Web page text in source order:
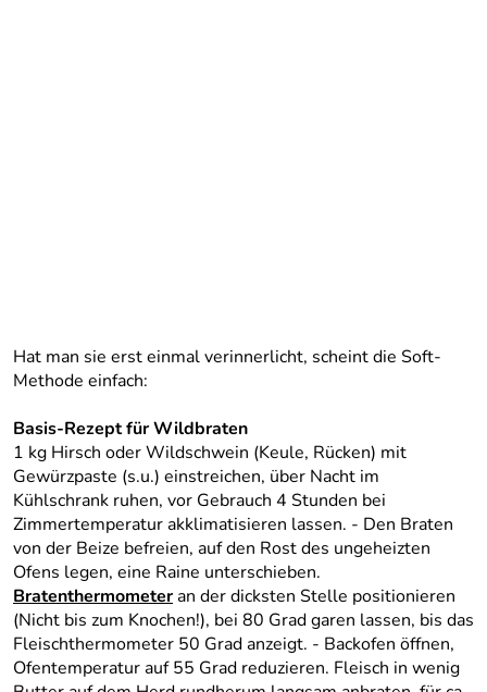
Hat man sie erst einmal verinnerlicht, scheint die Soft-
Methode einfach:
Basis-Rezept für Wildbraten
1 kg Hirsch oder Wildschwein (Keule, Rücken) mit
Gewürzpaste (s.u.) einstreichen, über Nacht im
Kühlschrank ruhen, vor Gebrauch 4 Stunden bei
Zimmertemperatur akklimatisieren lassen. - Den Braten
von der Beize befreien, auf den Rost des ungeheizten
Ofens legen, eine Raine unterschieben.
Bratenthermometeran der dicksten Stelle positionieren
(Nicht bis zum Knochen!), bei 80 Grad garen lassen, bis das
Fleischthermometer 50 Grad anzeigt. - Backofen öffnen,
Ofentemperatur auf 55 Grad reduzieren. Fleisch in wenig